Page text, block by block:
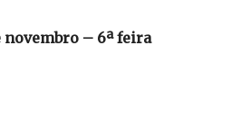
novembro – 6ª feira